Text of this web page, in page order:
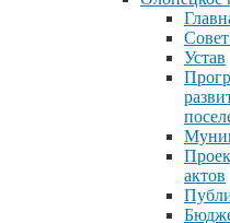
Устав
актов